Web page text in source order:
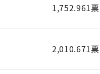
1,752.961票
2,010.671票